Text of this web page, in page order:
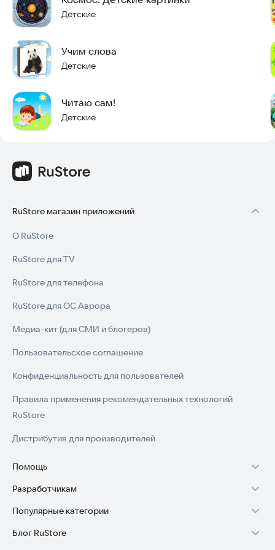
• Цвета
• Формы
• Дни недели
• Фрукты
• Животные
• Еда
• Одежда
• Кухня
• Ванная комната
• Гостиная
• Школа
• Спорт
• Семья
• Части тела
мир русского языка в увлекательном формате.
Детские
Учим слова
Детские
Читаю сам!
Детские
RuStore магазин приложений
О RuStore
RuStore для TV
RuStore для телефона
RuStore для ОС Аврора
Медиа-кит (для СМИ и блогеров)
Пользовательское соглашение
Конфиденциальность для пользователей
Правила применения рекомендательных технологий
RuStore
Дистрибутив для производителей
Помощь
Установка RuStore на TV
Установка RuStore на телефон
Установка RuStore в машину
Разработчикам
Зарабатывать с RuStore
Стать разработчиком
Популярные категории
Игры для Android
Блог RuStore